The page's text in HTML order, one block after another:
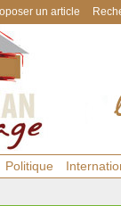
un article
Politique